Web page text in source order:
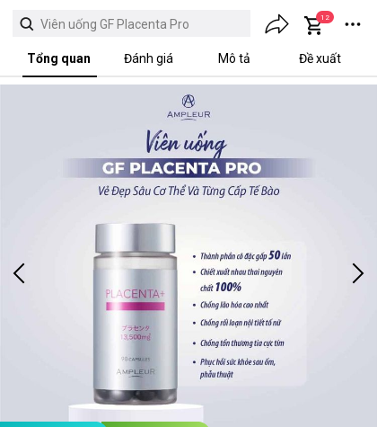
Viên uống GF Placenta Pro 12
Tổng quan Đánh giá Mô tả Đề xuất